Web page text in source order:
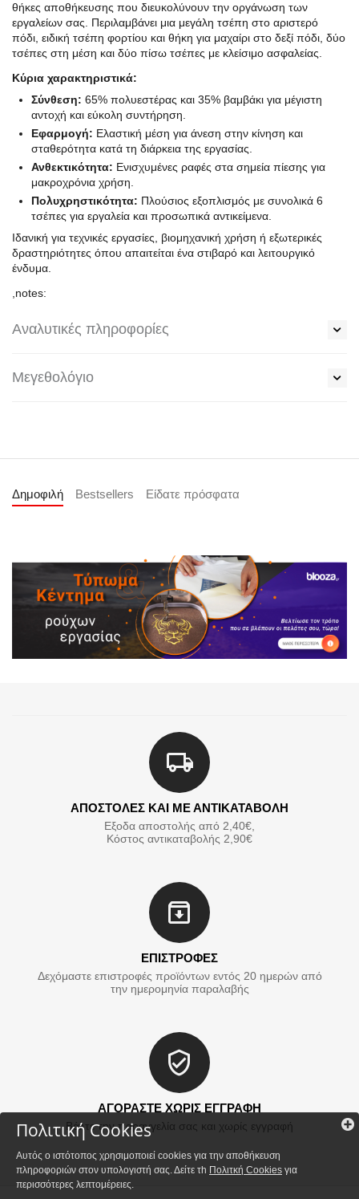
θήκες αποθήκευσης που διευκολύνουν την οργάνωση των
εργαλείων σας. Περιλαμβάνει μια μεγάλη τσέπη στο αριστερό
πόδι, ειδική τσέπη φορτίου και θήκη για μαχαίρι στο δεξί πόδι, δύο
τσέπες στη μέση και δύο πίσω τσέπες με κλείσιμο ασφαλείας.
Κύρια χαρακτηριστικά:
Σύνθεση: 65% πολυεστέρας και 35% βαμβάκι για μέγιστη
αντοχή και εύκολη συντήρηση.
Εφαρμογή: Ελαστική μέση για άνεση στην κίνηση και
σταθερότητα κατά τη διάρκεια της εργασίας.
Ανθεκτικότητα: Ενισχυμένες ραφές στα σημεία πίεσης για
μακροχρόνια χρήση.
Πολυχρηστικότητα: Πλούσιος εξοπλισμός με συνολικά 6
τσέπες για εργαλεία και προσωπικά αντικείμενα.
Ιδανική για τεχνικές εργασίες, βιομηχανική χρήση ή εξωτερικές
δραστηριότητες όπου απαιτείται ένα στιβαρό και λειτουργικό
ένδυμα.
,notes:
Αναλυτικές πληροφορίες
Μεγεθολόγιο
Δημοφιλή Bestsellers Είδατε πρόσφατα
ΑΠΟΣΤΟΛΕΣ ΚΑΙ ΜΕ ΑΝΤΙΚΑΤΑΒΟΛΗ
Εξοδα αποστολής από 2,40€,
Κόστος αντικαταβολής 2,90€
ΕΠΙΣΤΡΟΦΕΣ
Δεχόμαστε επιστροφές προϊόντων εντός 20 ημερών από
την ημερομηνία παραλαβής
ΑΓΟΡΑΣΤΕ ΧΩΡΙΣ ΕΓΓΡΑΦΗ
Βάλτε την παραγγελία σας και χωρίς εγγραφή
Πολιτική Cookies
Αυτός ο ιστότοπος χρησιμοποιεί cookies για την αποθήκευση
πληροφοριών στον υπολογιστή σας. Δείτε τh Πολιτκή Cookies για
περισσότερες λεπτομέρειες.